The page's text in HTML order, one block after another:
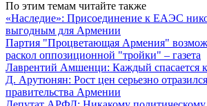
По этим темам читайте также
«Наследие»: Присоединение к ЕАЭС
выгодным для Армении
Партия "Процветающая Армения"
раскол оппозиционной "тройки" – газета
Лаврентий Амшенци: Каждый спасается
Д. Арутюнян: Рост цен серьезно
правительства Армении